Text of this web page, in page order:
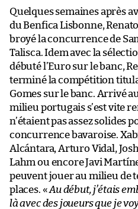
Quelques semaines après
du Benfica Lisbonne,
broyé la concurrence de
Talisca. Idem avec la
débuté l’Euro sur le banc,
terminé la compétition
Gomes sur le banc. Arrivé
milieu portugais s’est vite
n’étaient pas assez solides
concurrence bavaroise.
Alcántara, Arturo Vidal,
Lahm ou encore Javi
peuvent jouer au milieu de
places. «Au début, j’étais
là avec des joueurs que je